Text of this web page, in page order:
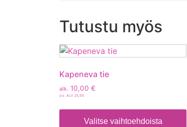
Tutustu myös
Kapeneva tie
alk. 10,00 €
sis. ALV 25,5%
Valitse vaihtoehdoista